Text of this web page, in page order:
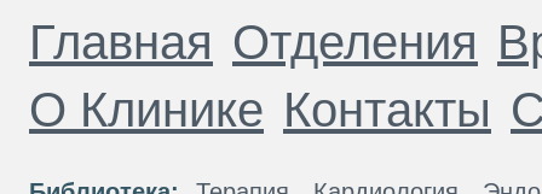
Главная Отделения
О Клинике Контакты